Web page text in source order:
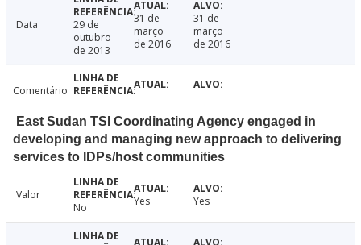
Data
29 de
outubro
de 2013
31 de
março
de 2016
31 de
março
de 2016
Comentário
East Sudan TSI Coordinating Agency engaged in
developing and managing new approach to delivering
services to IDPs/host communities
Valor
No
Yes Yes